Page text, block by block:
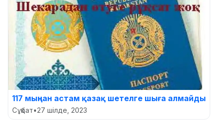
117 мыңнан астам қазақ шетелге шыға алмайды
Сұқбат•27 шілде, 2023